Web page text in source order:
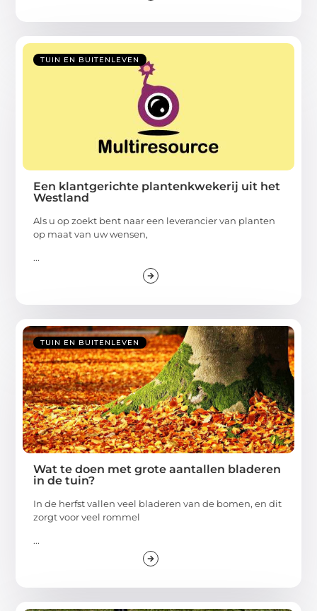
TUIN EN BUITENLEVEN
Een klantgerichte plantenkwekerij uit het
Westland
Als u op zoekt bent naar een leverancier van planten
op maat van uw wensen,
...
TUIN EN BUITENLEVEN
Wat te doen met grote aantallen bladeren
in de tuin?
In de herfst vallen veel bladeren van de bomen, en dit
zorgt voor veel rommel
...